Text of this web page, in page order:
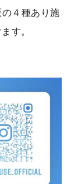
４種あり施
す。